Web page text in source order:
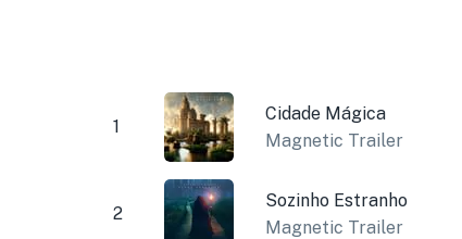
1
Cidade Mágica
Magnetic Trailer
2
Sozinho Estranho
Magnetic Trailer